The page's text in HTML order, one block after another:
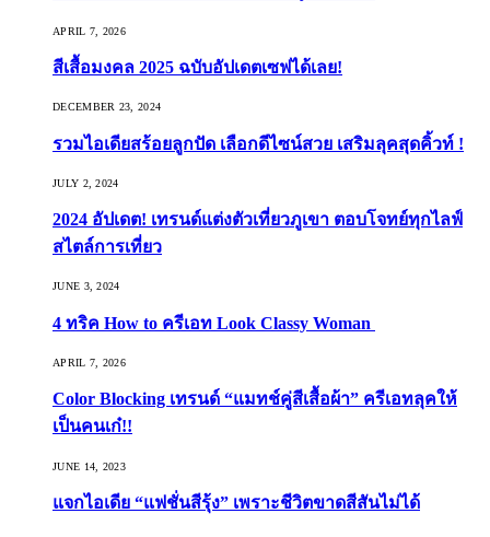
APRIL 7, 2026
สีเสื้อมงคล 2025 ฉบับอัปเดตเซฟได้เลย!
DECEMBER 23, 2024
รวมไอเดียสร้อยลูกปัด เลือกดีไซน์สวย เสริมลุคสุดคิ้วท์ !
JULY 2, 2024
2024 อัปเดต! เทรนด์แต่งตัวเที่ยวภูเขา ตอบโจทย์ทุกไลฟ์
สไตล์การเที่ยว
JUNE 3, 2024
4 ทริค How to ครีเอท Look Classy Woman
APRIL 7, 2026
Color Blocking เทรนด์ “แมทช์คู่สีเสื้อผ้า” ครีเอทลุคให้
เป็นคนเก๋!!
JUNE 14, 2023
แจกไอเดีย “แฟชั่นสีรุ้ง” เพราะชีวิตขาดสีสันไม่ได้